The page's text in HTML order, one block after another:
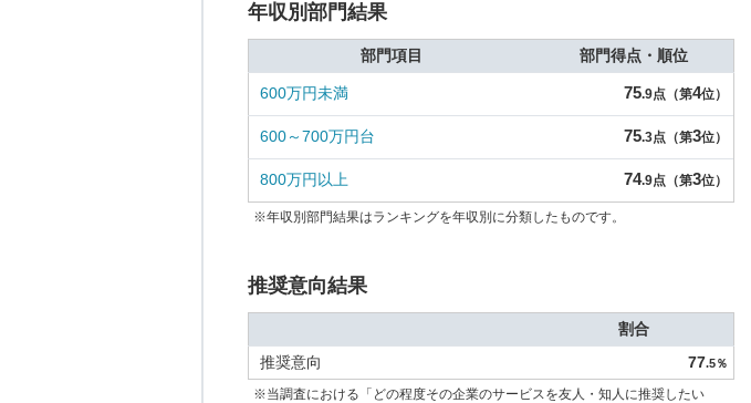
年収別部門結果
部門項目 部門得点・順位
600万円未満 75.9点（第4位）
600～700万円台 75.3点（第3位）
800万円以上 74.9点（第3位）
※年収別部門結果はランキングを年収別に分類したものです。
推奨意向結果
割合
推奨意向
77.5％
※当調査における「どの程度その企業のサービスを友人・知人に推奨したい